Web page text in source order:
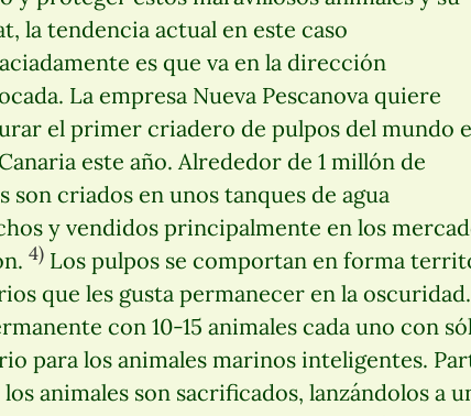
la tendencia actual en este caso
es que va en la dirección
La empresa Nueva Pescanova quiere
el primer criadero de pulpos del mundo
este año. Alrededor de 1 millón de
son criados en unos tanques de agua
y vendidos principalmente en los
4) Los pulpos se comportan en forma
que les gusta permanecer en la
con 10-15 animales cada uno con
para los animales marinos inteligentes.
animales son sacrificados, lanzándolos a